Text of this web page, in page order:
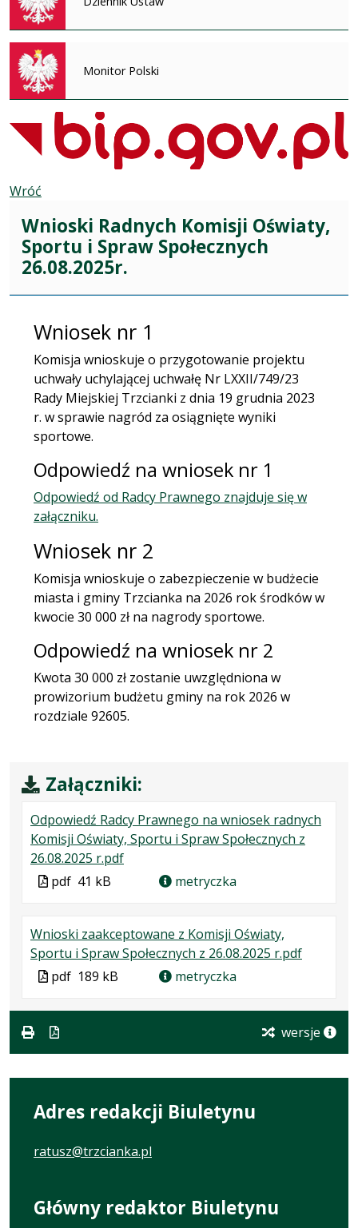
Monitor Polski
Wróć
Wnioski Radnych Komisji Oświaty,
Sportu i Spraw Społecznych
26.08.2025r.
Wniosek nr 1
Komisja wnioskuje o przygotowanie projektu
uchwały uchylającej uchwałę Nr LXXII/749/23
Rady Miejskiej Trzcianki z dnia 19 grudnia 2023
r. w sprawie nagród za osiągnięte wyniki
sportowe.
Odpowiedź na wniosek nr 1
Odpowiedź od Radcy Prawnego znajduje się w
załączniku.
Wniosek nr 2
Komisja wnioskuje o zabezpieczenie w budżecie
miasta i gminy Trzcianka na 2026 rok środków w
kwocie 30 000 zł na nagrody sportowe.
Odpowiedź na wniosek nr 2
Kwota 30 000 zł zostanie uwzględniona w
prowizorium budżetu gminy na rok 2026 w
rozdziale 92605.
Załączniki:
Odpowiedź Radcy Prawnego na wniosek radnych
Komisji Oświaty, Sportu i Spraw Społecznych z
26.08.2025 r.pdf.
pdf
.
Rozmiar
kB
.
Otwiera
nowej
karcie.
Plik
pdf 41 kB metryczka
Wnioski zaakceptowane z Komisji Oświaty,
Sportu i Spraw Społecznych z 26.08.2025 r.pdf.
formacie:
pdf
.
189
kB
.
w
nowej
Plik
formacie
pdf 189 kB metryczka
wersje
Adres redakcji Biuletynu
ratusz@trzcianka.pl
Główny redaktor Biuletynu